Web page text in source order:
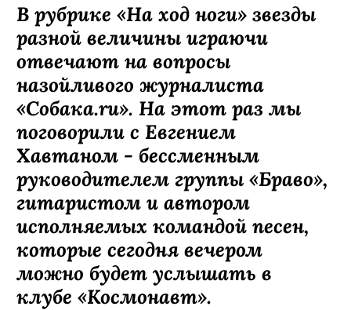
В рубрике «На ход ноги» звезды
разной величины играючи
отвечают на вопросы
назойливого журналиста
«Собака.ru». На этот раз мы
поговорили с Евгением
Хавтаном - бессменным
руководителем группы «Браво»,
гитаристом и автором
исполняемых командой песен,
которые сегодня вечером
можно будет услышать в
клубе «Космонавт».